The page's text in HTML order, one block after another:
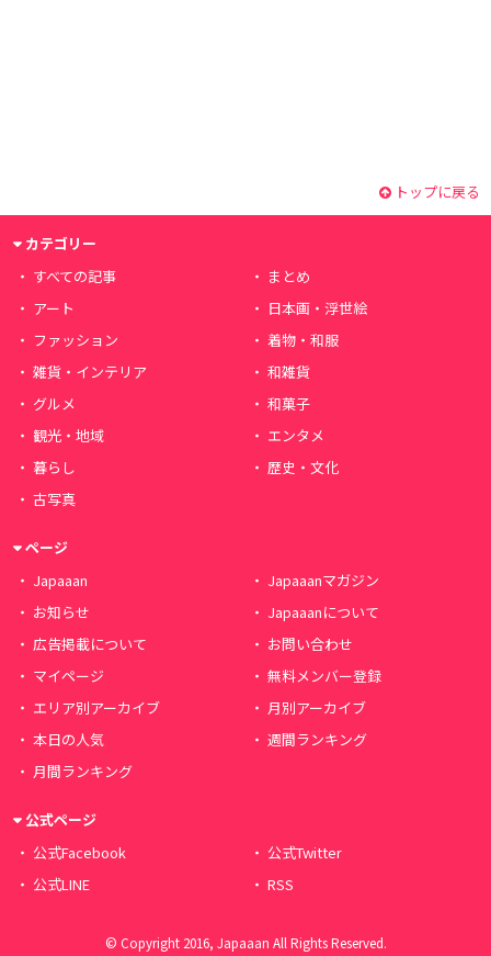
トップに戻る
カテゴリー
すべての記事
まとめ
アート
日本画・浮世絵
ファッション
着物・和服
雑貨・インテリア
和雑貨
グルメ
和菓子
観光・地域
エンタメ
暮らし
歴史・文化
古写真
ページ
Japaaan
Japaaanマガジン
お知らせ
Japaaanについて
広告掲載について
お問い合わせ
マイページ
無料メンバー登録
エリア別アーカイブ
月別アーカイブ
本日の人気
週間ランキング
月間ランキング
公式ページ
公式Facebook
公式Twitter
公式LINE
RSS
© Copyright 2016, Japaaan All Rights Reserved.